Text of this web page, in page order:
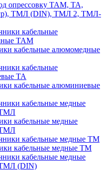
опрессовку ТАМ, ТА,
ТМЛ (DIN), ТМЛ 2, ТМЛ-
кабельные алюмомедные
кабельные алюминиевые
кабельные медные
кабельные медные ТМ